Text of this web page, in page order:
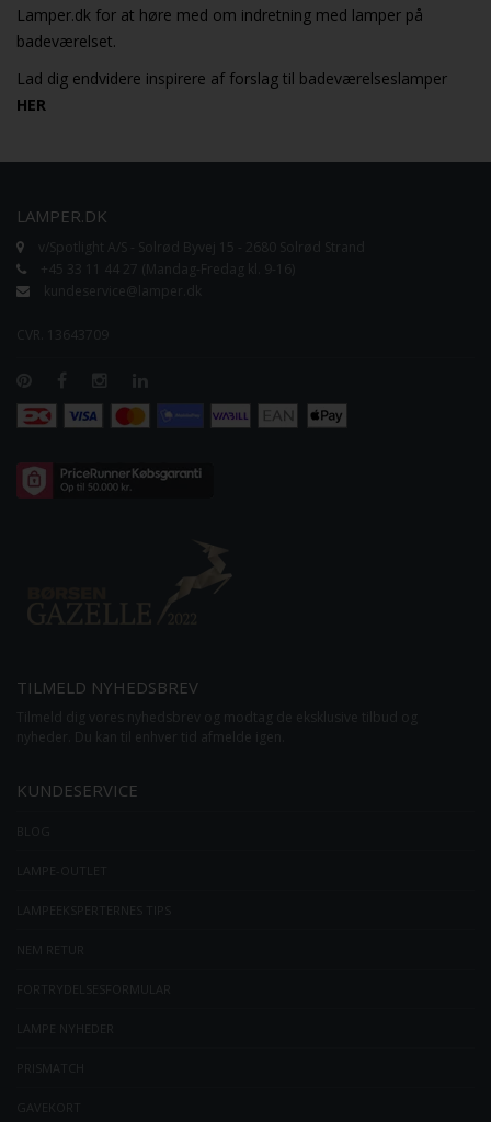
Lamper.dk for at høre med om indretning med lamper på
badeværelset.
Lad dig endvidere inspirere af forslag til badeværelseslamper
HER
LAMPER.DK
TILMELD NYHEDSBREV
KUNDESERVICE